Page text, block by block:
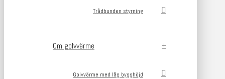
Trådbunden styrning
Om golvvärme
Golvvärme med låg bygghöjd